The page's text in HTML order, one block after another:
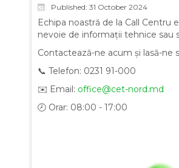
Published: 31 October 2024
Echipa noastră de la Call
nevoie de informații tehnice sau
Contactează-ne acum și lasă-ne
📞 Telefon: 0231 91-000
✉️ Email: office@cet-nord.md
🕗 Orar: 08:00 - 17:00